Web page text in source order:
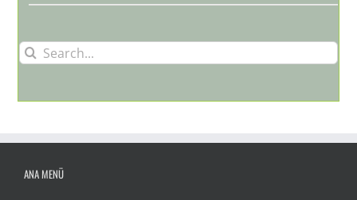
Search
for:
ANA MENÜ